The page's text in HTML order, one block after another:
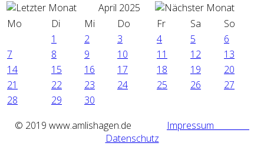
April 2025
Mo
Di Mi Do Fr Sa
So
1
2 3 4 5
6
7
8 9 10 11 12
13
14
15 16 17 18 19
20
21
22 23 24 25 26
27
28
29
30
© 2019 www.amlishagen.de Impressum
Datenschutz